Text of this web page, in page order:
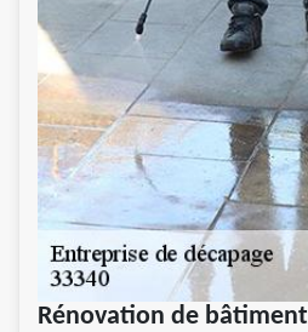
Rénovation de bâtiment